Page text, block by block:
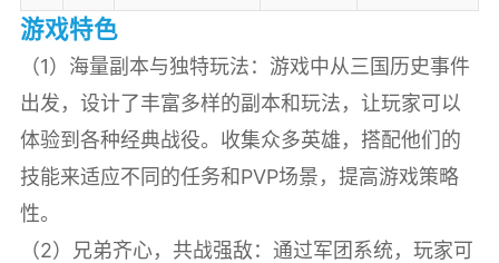
游戏特色
（1）海量副本与独特玩法：游戏中从三国历史事件
出发，设计了丰富多样的副本和玩法，让玩家可以
体验到各种经典战役。收集众多英雄，搭配他们的
技能来适应不同的任务和PVP场景，提高游戏策略
性。
（2）兄弟齐心，共战强敌：通过军团系统，玩家可